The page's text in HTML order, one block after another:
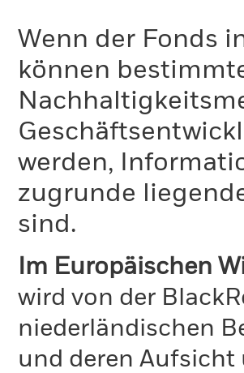
Wenn der Fonds
können
werden,
zugrunde
sind.
Im Europäischen
wird von der
niederländischen
und deren Aufsicht